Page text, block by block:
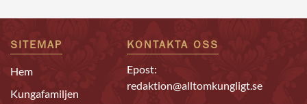
SITEMAP
Hem
Kungafamiljen
KONTAKTA OSS
Epost:
redaktion@alltomkungligt.se